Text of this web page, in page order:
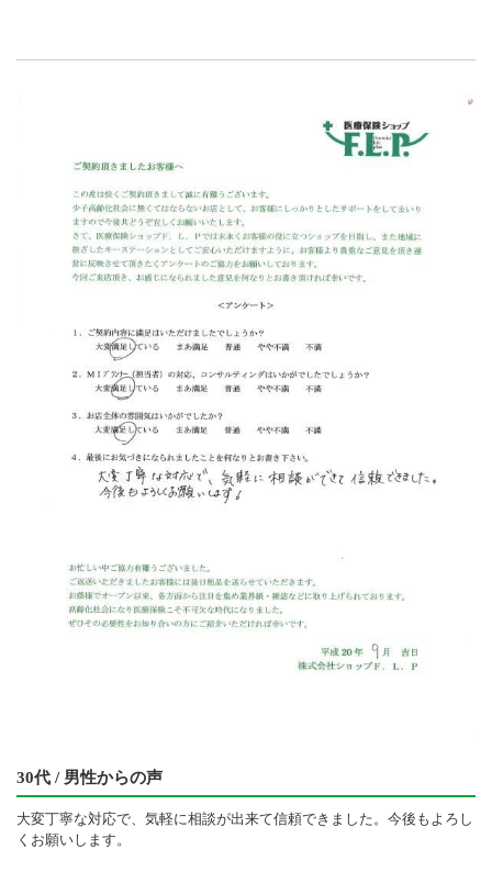
30代 / 男性からの声
大変丁寧な対応で、気軽に相談が出来て信頼できました。今後もよろし
くお願いします。